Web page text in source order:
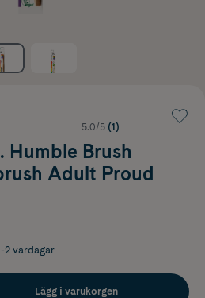
5.0/5 (1)
Humble Brush
Adult Proud
2 vardagar
Lägg i varukorgen